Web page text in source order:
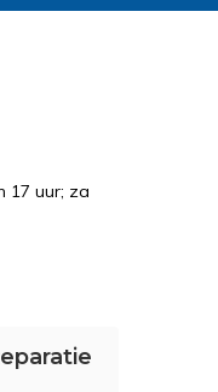
17 uur; za